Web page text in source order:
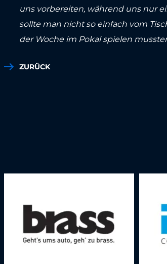
uns vorbereiten, während uns nur
sollte man nicht so einfach vom
der Woche im Pokal spielen
ZURÜCK